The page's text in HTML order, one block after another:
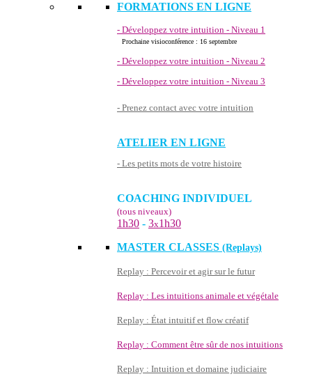
FORMATIONS EN LIGNE
- Développez votre intuition - Niveau 1
Prochaine visioconférence : 16 septembre
- Développez votre intuition - Niveau 2
- Développez votre intuition - Niveau 3
- Prenez contact avec votre intuition
ATELIER EN LIGNE
- Les petits mots de votre histoire
COACHING INDIVIDUEL
(tous niveaux)
1h30 - 3x1h30
MASTER CLASSES (Replays)
Replay : Percevoir et agir sur le futur
Replay : Les intuitions animale et végétale
Replay : État intuitif et flow créatif
Replay : Comment être sûr de nos intuitions
Replay : Intuition et domaine judiciaire